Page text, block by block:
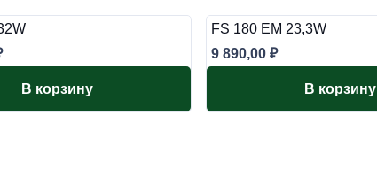
В корзину
FS 180 EM 23,3W
9 890,00 ₽
В корзину